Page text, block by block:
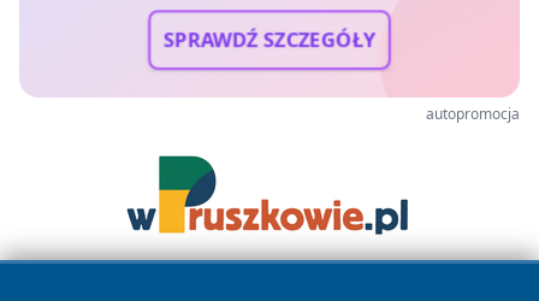
SPRAWDŹ SZCZEGÓŁY
autopromocja